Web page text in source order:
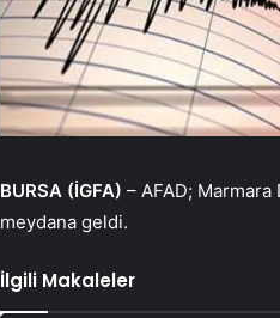
BURSA (İGFA) – AFAD;
meydana geldi.
İlgili Makaleler